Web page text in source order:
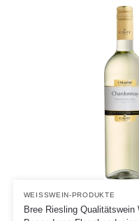
WEISSWEIN-PRODUKTE
Bree Riesling Qualitätswein